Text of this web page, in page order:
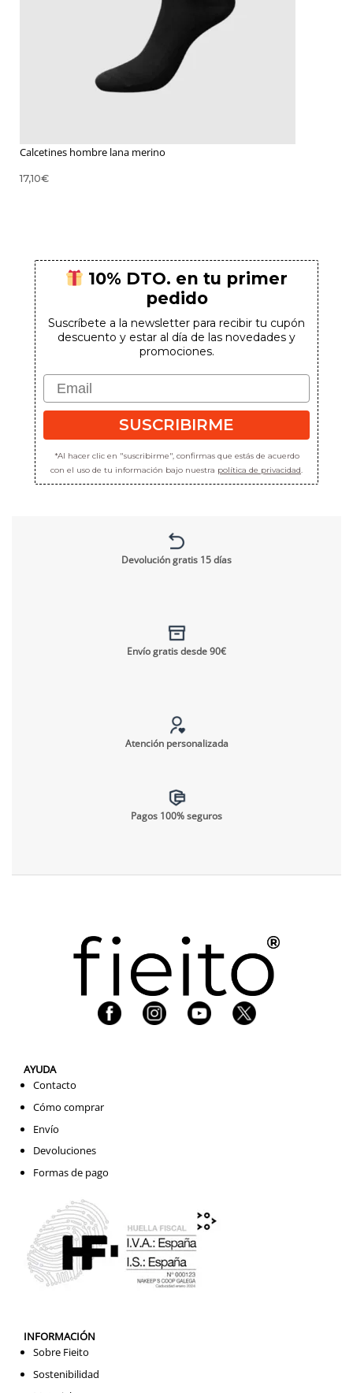
Calcetines hombre lana merino
17,10€
10% DTO. en tu primer
pedido
Suscríbete a la newsletter para recibir tu cupón
descuento y estar al día de las novedades y
promociones.
Email
SUSCRIBIRME
*Al hacer clic en "suscribirme", confirmas que estás de acuerdo
con el uso de tu información bajo nuestra política de privacidad.
Devolución gratis 15 días
Envío gratis desde 90€
Atención personalizada
Pagos 100% seguros
AYUDA
Contacto
Cómo comprar
Envío
Devoluciones
Formas de pago
INFORMACIÓN
Sobre Fieito
Sostenibilidad